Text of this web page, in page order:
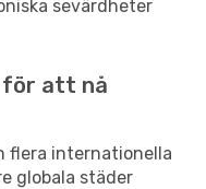
sevärdheter
att nå
flera internationella
globala städer